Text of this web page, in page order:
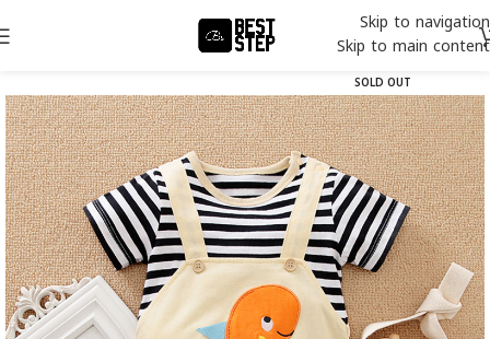
Skip to navigation
Skip to main content
SOLD OUT